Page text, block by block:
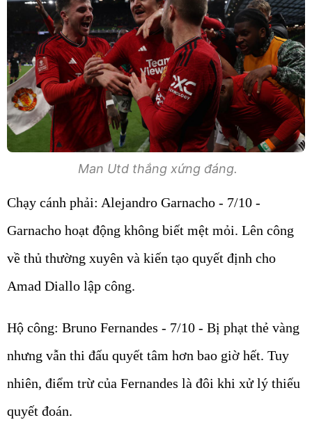
Man Utd thắng xứng đáng.
Chạy cánh phải: Alejandro Garnacho - 7/10 -
Garnacho hoạt động không biết mệt mỏi. Lên công
về thủ thường xuyên và kiến tạo quyết định cho
Amad Diallo lập công.
Hộ công: Bruno Fernandes - 7/10 - Bị phạt thẻ vàng
nhưng vẫn thi đấu quyết tâm hơn bao giờ hết. Tuy
nhiên, điểm trừ của Fernandes là đôi khi xử lý thiếu
quyết đoán.